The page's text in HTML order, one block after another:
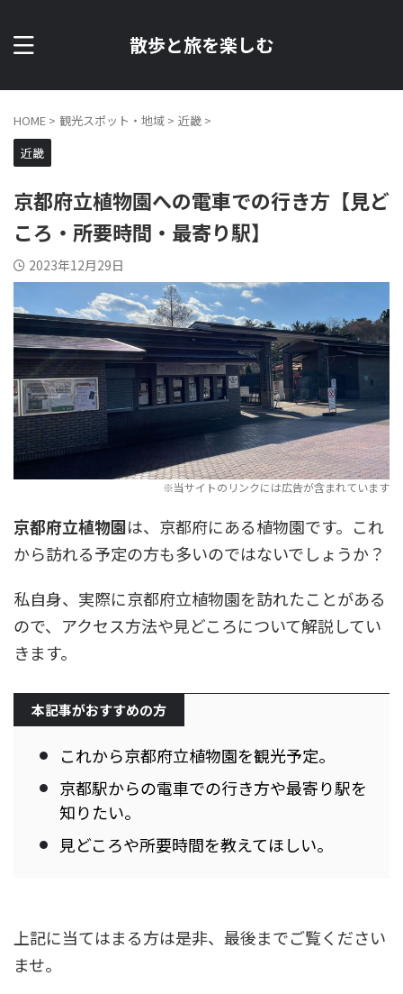
散歩と旅を楽しむ
HOME > 観光スポット・地域 > 近畿 >
近畿
京都府立植物園への電車での行き方【見ど
ころ・所要時間・最寄り駅】
2023年12月29日
京都府立植物園は、京都府にある植物園です。これ
から訪れる予定の方も多いのではないでしょうか？
私自身、実際に京都府立植物園を訪れたことがある
ので、アクセス方法や見どころについて解説してい
きます。
本記事がおすすめの方
これから京都府立植物園を観光予定。
京都駅からの電車での行き方や最寄り駅を
知りたい。
見どころや所要時間を教えてほしい。
上記に当てはまる方は是非、最後までご覧ください
ませ。